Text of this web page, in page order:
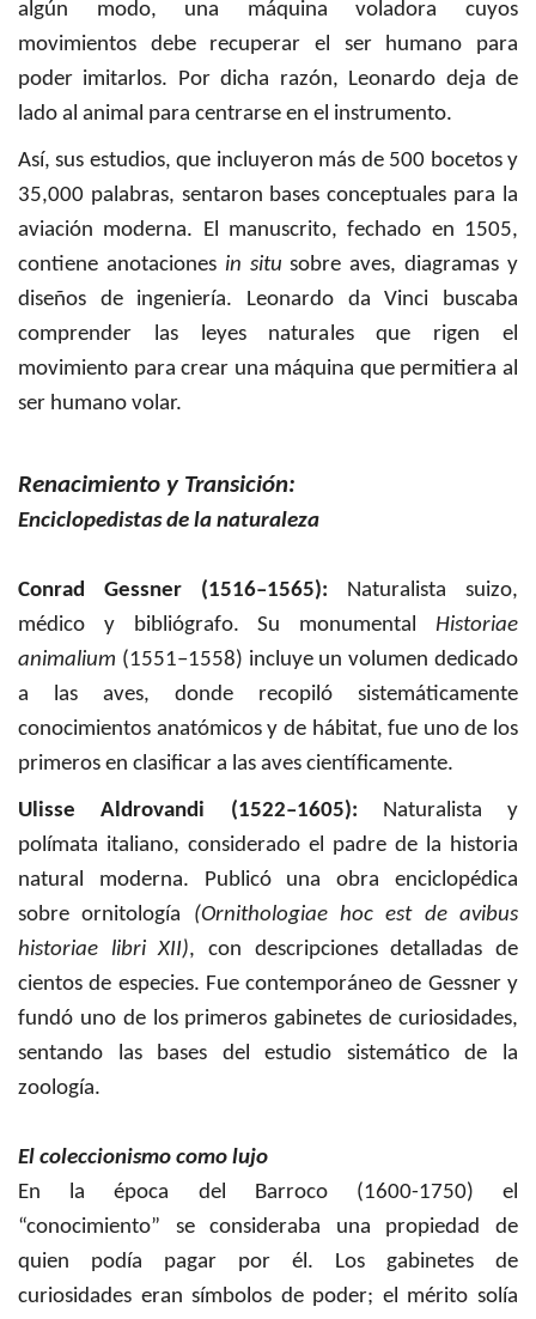
algún modo, una máquina voladora cuyos
movimientos debe recuperar el ser humano para
poder imitarlos. Por dicha razón, Leonardo deja de
lado al animal para centrarse en el instrumento.
Así, sus estudios, que incluyeron más de 500 bocetos y
35,000 palabras, sentaron bases conceptuales para la
aviación moderna. El manuscrito, fechado en 1505,
contiene anotaciones in situ sobre aves, diagramas y
diseños de ingeniería. Leonardo da Vinci buscaba
comprender las leyes naturales que rigen el
movimiento para crear una máquina que permitiera al
ser humano volar.
Renacimiento y Transición:
Enciclopedistas de la naturaleza
Conrad Gessner (1516–1565): Naturalista suizo,
médico y bibliógrafo. Su monumental Historiae
animalium (1551–1558) incluye un volumen dedicado
a las aves, donde recopiló sistemáticamente
conocimientos anatómicos y de hábitat, fue uno de los
primeros en clasificar a las aves científicamente.
Ulisse Aldrovandi (1522–1605): Naturalista y
polímata italiano, considerado el padre de la historia
natural moderna. Publicó una obra enciclopédica
sobre ornitología (Ornithologiae hoc est de avibus
historiae libri XII), con descripciones detalladas de
cientos de especies. Fue contemporáneo de Gessner y
fundó uno de los primeros gabinetes de curiosidades,
sentando las bases del estudio sistemático de la
zoología.
El coleccionismo como lujo
En la época del Barroco (1600-1750) el
“conocimiento” se consideraba una propiedad de
quien podía pagar por él. Los gabinetes de
curiosidades eran símbolos de poder; el mérito solía